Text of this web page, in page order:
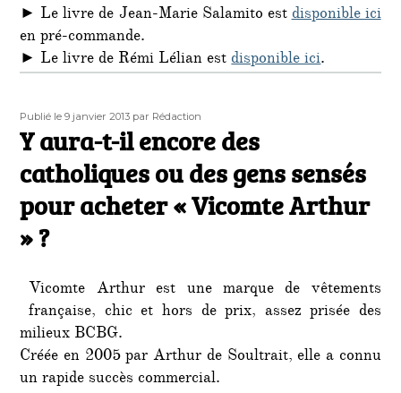
► Le livre de Jean-Marie Salamito estdisponible ici
en pré-commande.
► Le livre de Rémi Lélian estdisponible ici.
Publié
le
Publié le 9 janvier 2013 Auteur
par Rédaction
Y aura-t-il encore des
catholiques ou des gens sensés
pour acheter « Vicomte Arthur
» ?
Vicomte Arthur est une marque de vêtements
française, chic et hors de prix, assez prisée des
milieux BCBG.
Créée en 2005 par Arthur de Soultrait, elle a connu
un rapide succès commercial.